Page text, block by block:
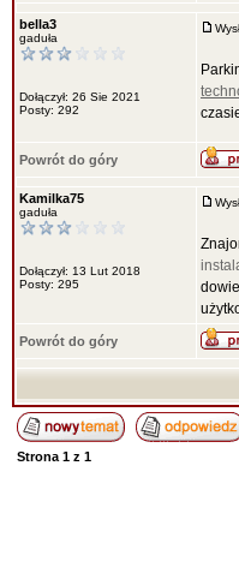
bella3
gaduła
Dołączył: 26 Sie 2021
Posty: 292
Powrót do góry
Kamilka75
gaduła
Dołączył: 13 Lut 2018
Posty: 295
Powrót do góry
Strona 1 z 1